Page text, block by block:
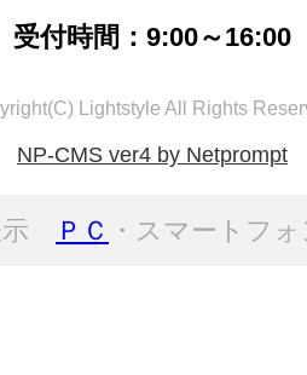
受付時間：9:00～16:00
Lightstyle All Rights
NP-CMS ver4 by Netprompt
示 ＰＣ ・スマートフ